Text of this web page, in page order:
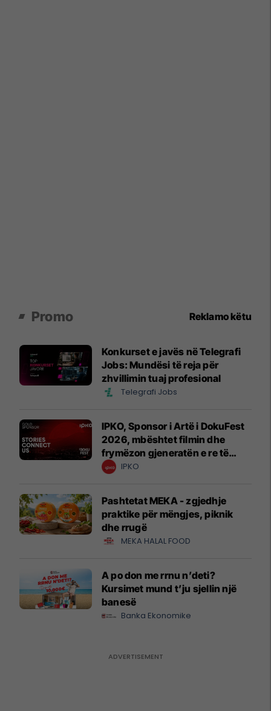
Promo Reklamo këtu
Konkurset e javës në Telegrafi
Jobs: Mundësi të reja për
zhvillimin tuaj profesional
Telegrafi Jobs
IPKO, Sponsor i Artë i DokuFest
2026, mbështet filmin dhe
frymëzon gjeneratën e re të
krijuesve
IPKO
Pashtetat MEKA - zgjedhje
praktike për mëngjes, piknik
dhe rrugë
MEKA HALAL FOOD
A po don me rrnu n’deti?
Kursimet mund t’ju sjellin një
banesë
Banka Ekonomike